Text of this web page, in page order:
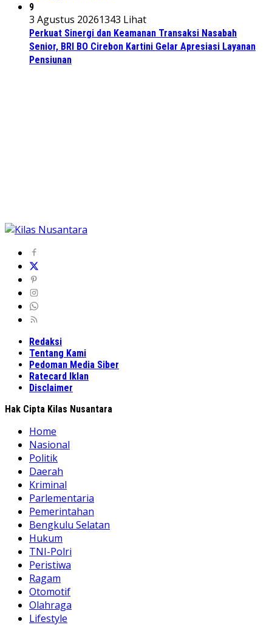
9
3 Agustus 20261343 Lihat
Perkuat Sinergi dan Keamanan Transaksi Nasabah
Senior, BRI BO Cirebon Kartini Gelar Apresiasi Layanan
Pensiunan
Redaksi
Tentang Kami
Pedoman Media Siber
Ratecard Iklan
Disclaimer
Hak Cipta Kilas Nusantara
Home
Nasional
Politik
Daerah
Kriminal
Parlementaria
Pemerintahan
Bengkulu Selatan
Hukum
TNI-Polri
Peristiwa
Ragam
Otomotif
Olahraga
Lifestyle